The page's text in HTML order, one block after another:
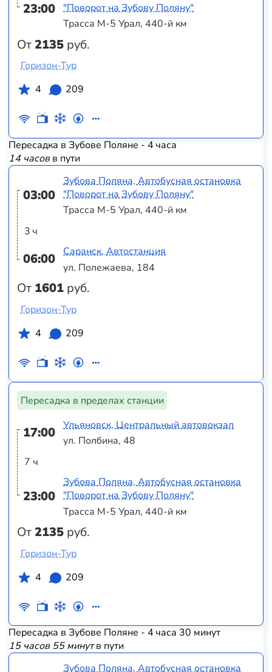
23:00
От2135 руб.
"Поворот на Зубову Поляну"
Трасса М-5 Урал, 440-й км
Горизон-Тур
4
209
Пересадка в Зубове Поляне - 4 часа
14 часовв пути
03:00
3 ч
06:00
От 1601 руб.
Зубова Поляна, Автобусная остановка
"Поворот на Зубову Поляну"
Трасса М-5 Урал, 440-й км
Саранск, Автостанция
ул. Полежаева, 184
Горизон-Тур
4
209
Пересадка в пределах станции
17:00
7 ч
23:00
От2135 руб.
Ульяновск, Центральный автовокзал
ул. Полбина, 48
Зубова Поляна, Автобусная остановка
"Поворот на Зубову Поляну"
Трасса М-5 Урал, 440-й км
Горизон-Тур
4
209
Пересадка в Зубове Поляне - 4 часа 30 минут
15 часов 55 минутв пути
Зубова Поляна, Автобусная остановка